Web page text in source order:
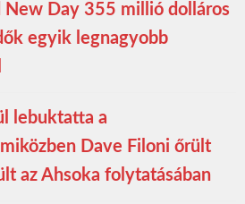
New Day 355 millió dolláros
egyik legnagyobb
lebuktatta a
Dave Filoni őrült
az Ahsoka folytatásában